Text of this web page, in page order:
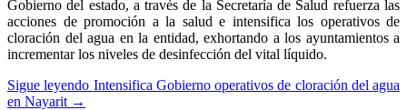
Gobierno del estado, a través de la Secretaría de Salud refuerza las
acciones de promoción a la salud e intensifica los operativos de
cloración del agua en la entidad, exhortando a los ayuntamientos a
incrementar los niveles de desinfección del vital líquido.
Sigue leyendo Intensifica Gobierno operativos de cloración del agua
en Nayarit →